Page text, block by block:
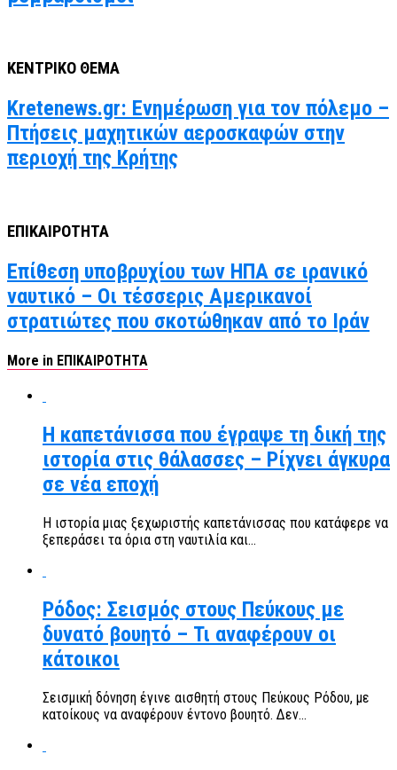
ΚΕΝΤΡΙΚΟ ΘΕΜΑ
Kretenews.gr: Ενημέρωση για τον πόλεμο –
Πτήσεις μαχητικών αεροσκαφών στην
περιοχή της Κρήτης
ΕΠΙΚΑΙΡΟΤΗΤΑ
Επίθεση υποβρυχίου των ΗΠΑ σε ιρανικό
ναυτικό – Οι τέσσερις Αμερικανοί
στρατιώτες που σκοτώθηκαν από το Ιράν
More in ΕΠΙΚΑΙΡΟΤΗΤΑ
Η καπετάνισσα που έγραψε τη δική της
ιστορία στις θάλασσες – Ρίχνει άγκυρα
σε νέα εποχή
Η ιστορία μιας ξεχωριστής καπετάνισσας που κατάφερε να
ξεπεράσει τα όρια στη ναυτιλία και...
Ρόδος: Σεισμός στους Πεύκους με
δυνατό βουητό – Τι αναφέρουν οι
κάτοικοι
Σεισμική δόνηση έγινε αισθητή στους Πεύκους Ρόδου, με
κατοίκους να αναφέρουν έντονο βουητό. Δεν...